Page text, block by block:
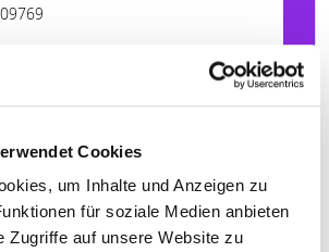
Cookies
um Inhalte und Anzeigen zu
für soziale Medien anbieten
Zugriffe auf unsere Website zu